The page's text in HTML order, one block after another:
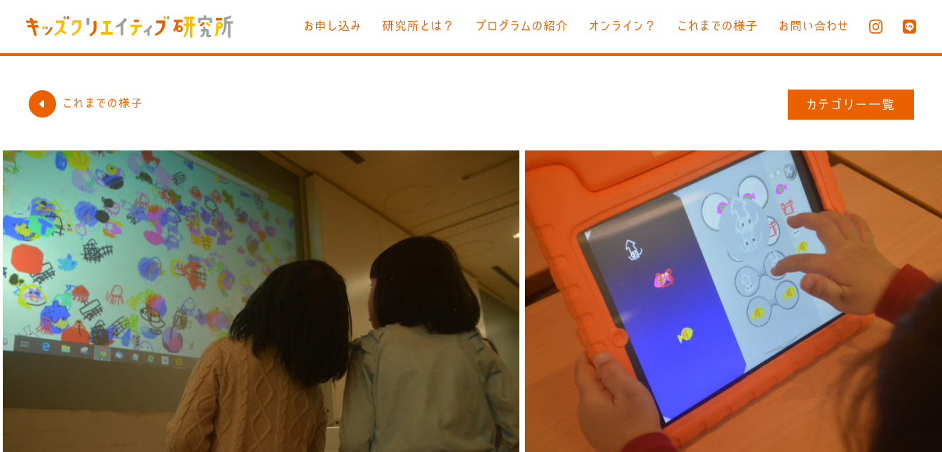
お申し込み 研究所とは？ プログラムの紹介 オンライン？ これまでの様子 お問い合わせ
これまでの様子 カテゴリー一覧